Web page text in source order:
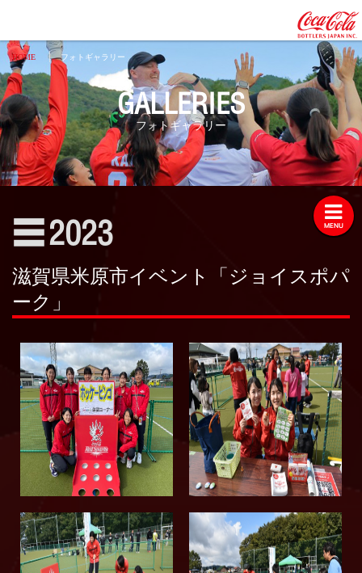
HOME フォトギャラリー
GALLERIES
フォトギャラリー
フォトギャラリー
2026
2025
2024
2022
2020
2017
2016
2015
2014
2013
2012
2011
2010
2009
2008
2007
☰2023
滋賀県米原市イベント「ジョイスポパ
ーク」
MENU